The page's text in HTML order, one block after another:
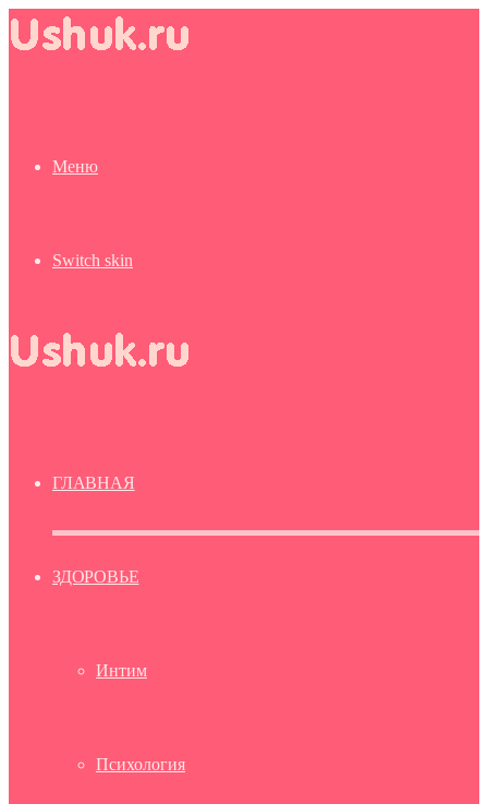
Меню
Switch skin
ГЛАВНАЯ
ЗДОРОВЬЕ
Интим
Психология